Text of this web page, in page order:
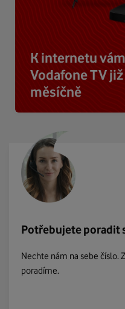
K internetu
Vodafone TV
měsíčně
Potřebujete poradit
Nechte nám na sebe číslo.
poradíme.